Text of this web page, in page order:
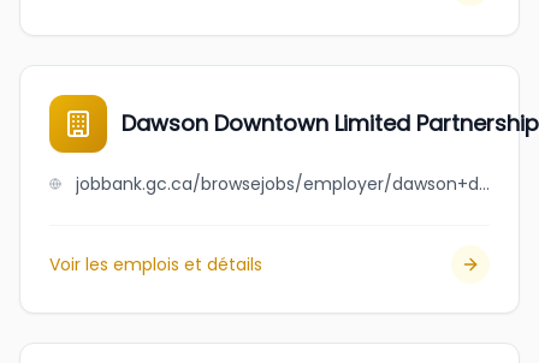
Dawson Downtown Limited Partnership
jobbank.gc.ca/browsejobs/employer/dawson+downtown+limited+partnership/ca
Voir les emplois et détails